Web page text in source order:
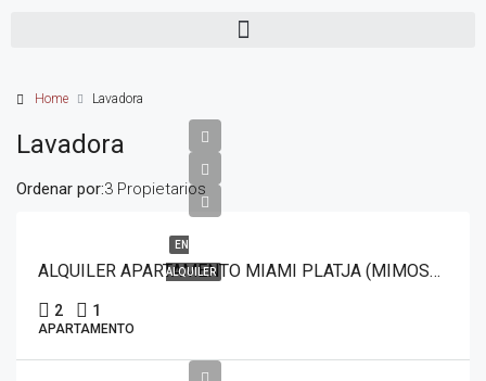
Home Lavadora
Lavadora
3 Propietarios
Ordenar por:
EN
ALQUILER ALQUILER APARTAMENTO MIAMI PLATJA (MIMOSAS-ANITA)
2 1
APARTAMENTO